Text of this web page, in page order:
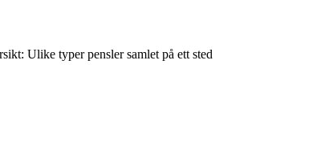
Ulike typer pensler samlet på ett sted